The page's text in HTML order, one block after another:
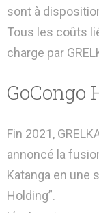
sont à
Tous les coûts
charge par
GoCongo
Fin 2021,
annoncé la
Katanga en une
Holding”.